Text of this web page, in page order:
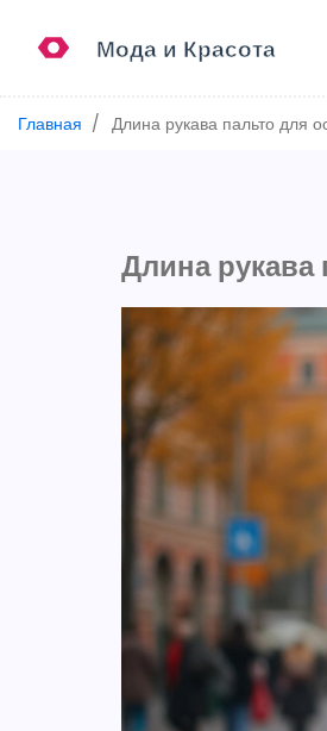
Главная Длина рукава пальто для
Длина рукава